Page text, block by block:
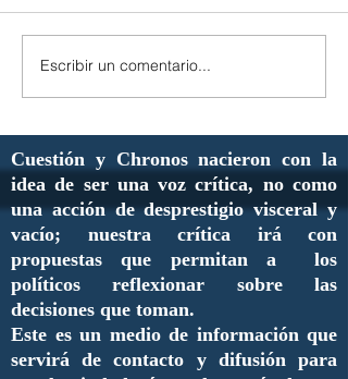
Escribir un comentario...
Cuestión y Chronos nacieron con la
idea de ser una voz crítica, no como
una acción de desprestigio visceral y
vacío; nuestra crítica irá con
propuestas que permitan a los
políticos reflexionar sobre las
decisiones que toman.
Este es un medio de información que
servirá de contacto y difusión para